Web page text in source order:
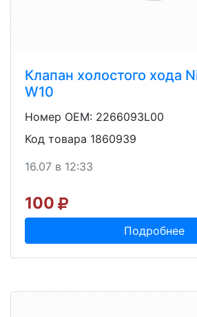
Клапан холостого хода
W10
Номер OEM: 2266093L00
Код товара 1860939
16.07 в 12:33
100
Подробнее